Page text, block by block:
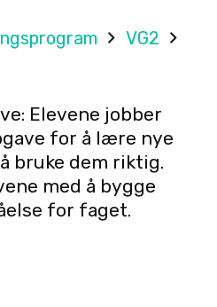
VG2
Elevene jobber
for å lære nye
bruke dem riktig.
med å bygge
for faget.